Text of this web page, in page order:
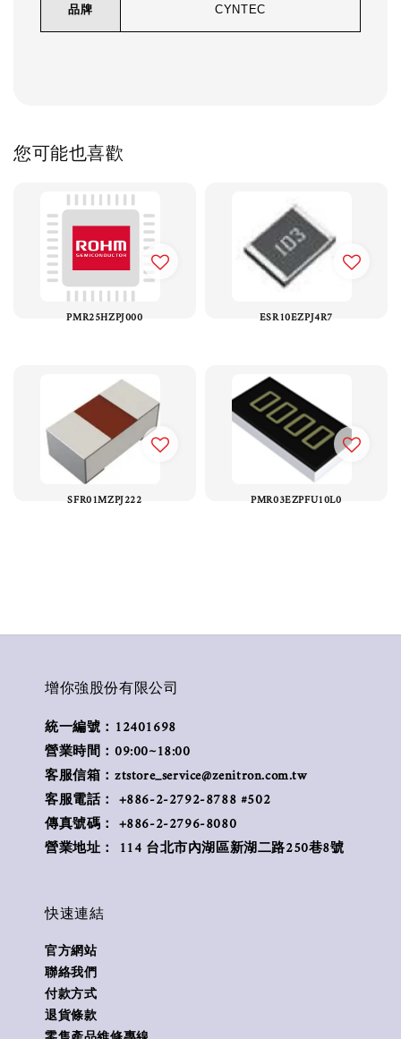
品牌 CYNTEC
您可能也喜歡
PMR25HZPJ000 ESR10EZPJ4R7
SFR01MZPJ222 PMR03EZPFU10L0
增你強股份有限公司
統一編號：12401698
營業時間：09:00~18:00
客服信箱：ztstore_service@zenitron.com.tw
客服電話： +886-2-2792-8788 #502
傳真號碼： +886-2-2796-8080
營業地址： 114 台北市內湖區新湖二路250巷8號
快速連結
官方網站
聯絡我們
付款方式
退貨條款